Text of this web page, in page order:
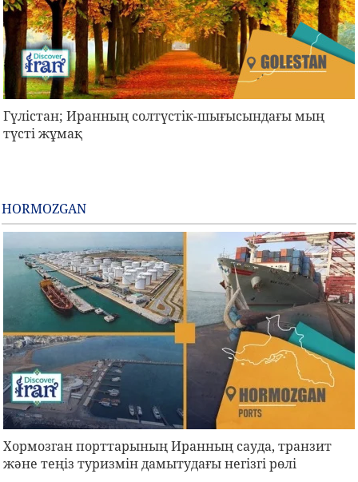
Гүлістан; Иранның солтүстік-шығысындағы мың
түсті жұмақ
HORMOZGAN
Хормозган порттарының Иранның сауда, транзит
және теңіз туризмін дамытудағы негізгі рөлі